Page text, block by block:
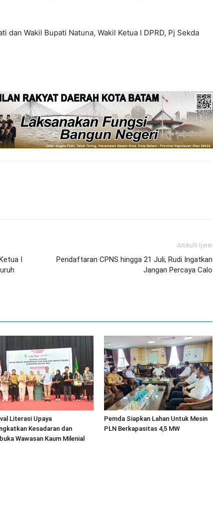
dan Wakil Bupati Natuna, Wakil Ketua I DPRD, Pj Sekda
I
Artikulli tjetër
Pendaftaran CPNS hingga 21 Juli, Rudi Ingatkan
Jangan Percaya Calo
Literasi Upaya
Kesadaran dan
Wawasan Kaum Milenial
Pemda Siapkan Lahan Untuk Mesin
PLN Berkapasitas 4,5 MW